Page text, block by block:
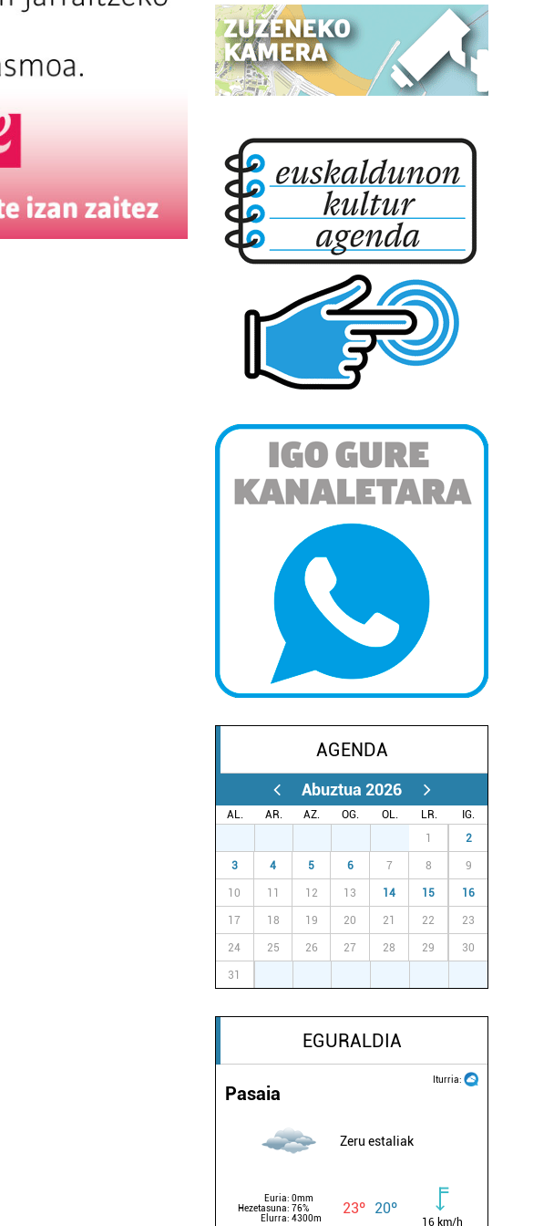
AGENDA
Abuztua 2026
AL. AR. AZ. OG. OL. LR.
IG.
1 2
3 4 5 6 7 8 9
10 11 12 13 14 15 16
17 18 19 20 21 22 23
24 25 26 27 28 29 30
31
EGURALDIA
Iturria:
Pasaia
Zeru estaliak
Euria: 0mm
Hezetasuna: 76%
Elurra: 4300m
23º 20º
16 km/h